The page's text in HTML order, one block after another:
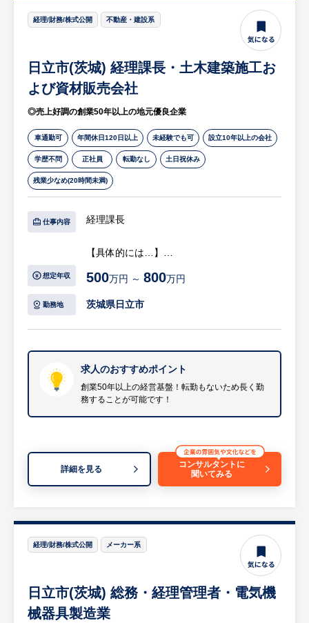
ニッチで特有の技術も求められるため、競合
は決して多くありませんが、競合と比較して
明確な優位性を持つからこそ、年々業績を拡
大しています。今後、全国に拠点を増やす予
定があります。
・経営者曰く「利益は従業員に還元するも
の」。そんな真っ当な会社！
事業を通してお客様にどうやって喜んでもら
うかを考えることと同様に、経営者は会社に
らうかを考えています。
還元します。これにより、賞与1回当たりの
支給額が100万円になることもあります。仕
得たい方にオススメです。
等
【HUREX求人担当コメント】
同社は大正14年創業の老舗企業で、金属くず
貢献しています。
400社以上との取引実績があり、信頼と実績
に裏打ちされたサービスが魅力です。
地域社会とともに成長を目指す姿勢が企業文
化に根付いています。
現代表が中心となり未来に向けた会社作りに
も取り組んでいます。
経理/財務/株式公開 不動産・建設系
日立市(茨城) 経理課長・土木建築施工お
よび資材販売会社
◎売上好調の創業50年以上の地元優良企業
車通勤可 年間休日120日以上 未経験でも可 設立10年以上の会社
学歴不問 正社員 転勤なし 土日祝休み
残業少なめ(20時間未満)
仕事内容 経理課長
【具体的には…】
・月次決算の配下への指導教育
・経理部門3人の社員のマネジメントおよび
等）
・銀行用務
・会計事務所との折衝
・補助金、助成金等の申請業務
等
【現メンバー】
20代2人、30代1人、40代１人
男女比＝1:3
・当社は茨城県日立市にて昭和28年の創業以
来、着実に業績を伸ばしております！
土木建築資材の総合商社としてプロ向けの
商品を幅広くかつ奥深く品揃えしているほ
か、
建築土木一式の施工、仮設機材のリースも
想定年収 500万円 ～ 800万円
勤務地 茨城県日立市
求人のおすすめポイント
創業50年以上の経営基盤！転勤もないため長く勤
務することが可能です！
詳細を見る
コンサルタントに
聞いてみる
経理/財務/株式公開 メーカー系
日立市(茨城) 総務・経理管理者・電気機
械器具製造業